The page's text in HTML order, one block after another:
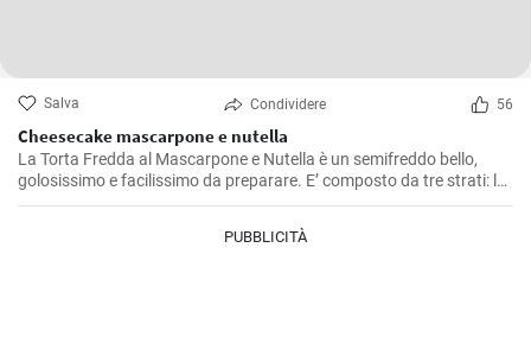
Salva Condividere 56
Cheesecake mascarpone e nutella
La Torta Fredda al Mascarpone e Nutella è un semifreddo bello,
golosissimo e facilissimo da preparare. E’ composto da tre strati: la
base fatta di biscotti sbriciolati, la crema fatta con panna e
mascarpone, e la farcita fatta con uno strato di Nutella
PUBBLICITÀ